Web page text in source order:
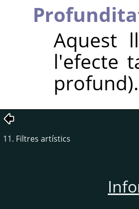
Aquest
l'efecte
profund).
11. Filtres artístics